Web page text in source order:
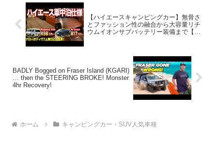
【ハイエースキャンピングカー】無骨さ
とファッション性の融合から大容量リチ
ウムイオンサブバッテリー装備まで【ケ
BADLY Bogged on Fraser Island (KGARI)
… then the STEERING BROKE! Monster
4hr Recovery!
ホーム キャンピングカー・SUV人気車種